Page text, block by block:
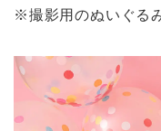
※撮影用のぬいぐる